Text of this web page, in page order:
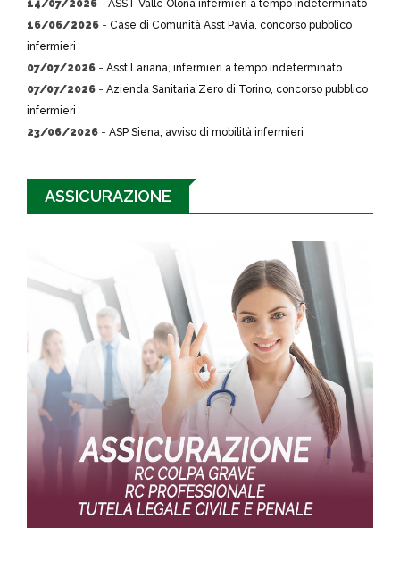
14/07/2026 - ASST Valle Olona infermieri a tempo indeterminato
16/06/2026 - Case di Comunità Asst Pavia, concorso pubblico
infermieri
07/07/2026 - Asst Lariana, infermieri a tempo indeterminato
07/07/2026 - Azienda Sanitaria Zero di Torino, concorso pubblico
infermieri
23/06/2026 - ASP Siena, avviso di mobilità infermieri
ASSICURAZIONE